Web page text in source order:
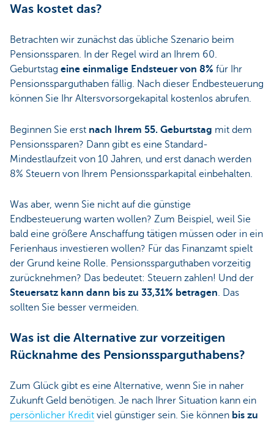
Was kostet das?
Betrachten wir zunächst das übliche Szenario beim
Pensionssparen. In der Regel wird an Ihrem 60.
Geburtstag eine einmalige Endsteuer von 8% für Ihr
Pensionssparguthaben fällig. Nach dieser Endbesteuerung
können Sie Ihr Altersvorsorgekapital kostenlos abrufen.
Beginnen Sie erst nach Ihrem 55. Geburtstag mit dem
Pensionssparen? Dann gibt es eine Standard-
Mindestlaufzeit von 10 Jahren, und erst danach werden
8% Steuern von Ihrem Pensionssparkapital einbehalten.
Was aber, wenn Sie nicht auf die günstige
Endbesteuerung warten wollen? Zum Beispiel, weil Sie
bald eine größere Anschaffung tätigen müssen oder in ein
Ferienhaus investieren wollen? Für das Finanzamt spielt
der Grund keine Rolle. Pensionssparguthaben vorzeitig
zurücknehmen? Das bedeutet: Steuern zahlen! Und der
Steuersatz kann dann bis zu 33,31% betragen. Das
sollten Sie besser vermeiden.
Was ist die Alternative zur vorzeitigen
Rücknahme des Pensionssparguthabens?
Zum Glück gibt es eine Alternative, wenn Sie in naher
Zukunft Geld benötigen. Je nach Ihrer Situation kann ein
persönlicher Kredit viel günstiger sein. Sie können bis zu